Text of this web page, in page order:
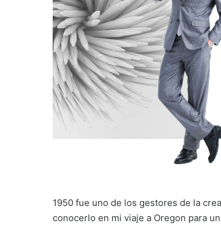
1950 fue uno de los gestores de la
conocerlo en mi viaje a Oregon para